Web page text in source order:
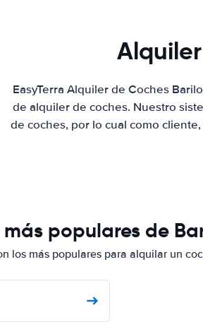
EasyTerra Alquiler de Coches
de alquiler de coches. Nuestro
de coches, por lo cual como
populares de
los más populares para alquilar un